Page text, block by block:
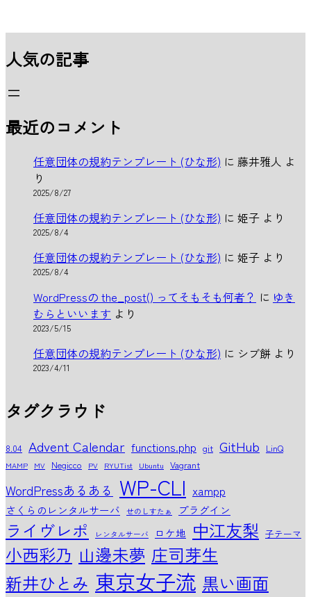
人気の記事
最近のコメント
任意団体の規約テンプレート (ひな形) に 藤井雅人 よ
り
2025/8/27
任意団体の規約テンプレート (ひな形) に 姫子 より
2025/8/4
任意団体の規約テンプレート (ひな形) に 姫子 より
2025/8/4
WordPressの the_post() ってそもそも何者？ に ゆき
むらといいます より
2023/5/15
任意団体の規約テンプレート (ひな形) に シブ餅 より
2023/4/11
タグクラウド
8.04 Advent Calendar functions.php git GitHub LinQ
MAMP MV Negicco PV RYUTist Ubuntu Vagrant
WordPressあるある WP-CLI xampp
さくらのレンタルサーバ せのしすたぁ プラグイン
ライヴレポ レンタルサーバ ロケ地 中江友梨 子テーマ
小西彩乃 山邊未夢 庄司芽生
新井ひとみ 東京女子流 黒い画面